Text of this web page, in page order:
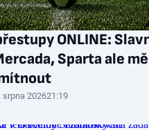
ONLINE:
Sparta ale
srpna 202621:19